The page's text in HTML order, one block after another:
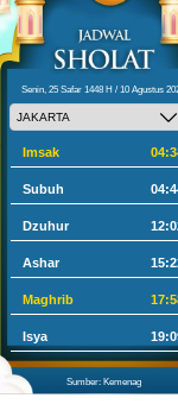
Senin, 25 Safar 1448 H / 10 Agustus
Imsak
Subuh
Dzuhur
Ashar
Maghrib
Isya
Sumber: Kemenag